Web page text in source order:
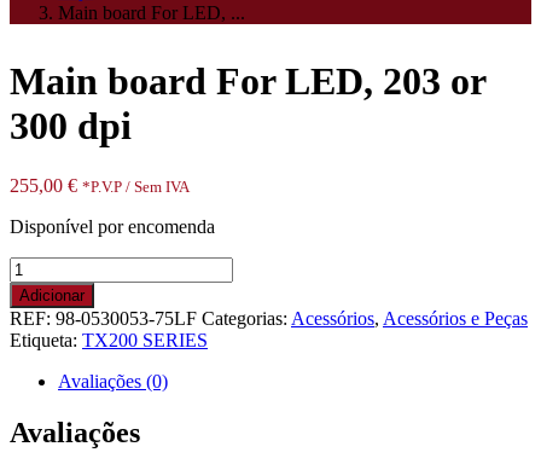
Main board For LED, ...
Main board For LED, 203 or
300 dpi
255,00 € *P.V.P / Sem IVA
Disponível por encomenda
Quantidade
de
Main
board
For
LED,
or
300
Adicionar
REF: 98-0530053-75LF Categorias: Acessórios, Acessórios e Peças
Etiqueta: TX200 SERIES
Avaliações (0)
Avaliações